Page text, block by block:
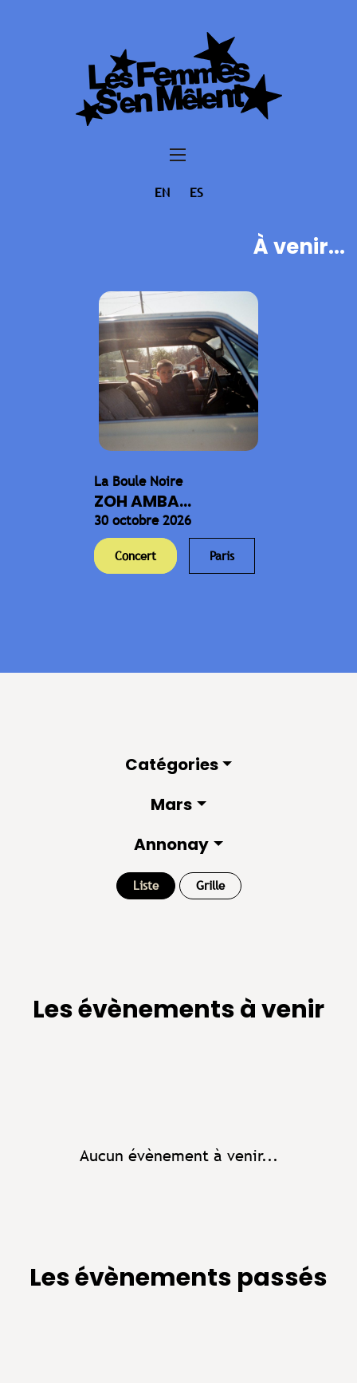
EN ES
À venir...
La Boule Noire
ZOH AMBA...
30 octobre 2026
Concert Paris
Catégories
Mars
Annonay
Liste Grille
Les évènements à venir
Aucun évènement à venir...
Les évènements passés